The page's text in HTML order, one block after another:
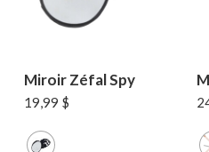
Miroir Zéfal Spy
19,99 $